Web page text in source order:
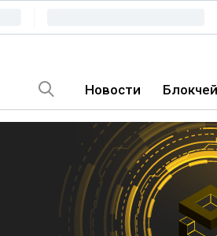
Новости